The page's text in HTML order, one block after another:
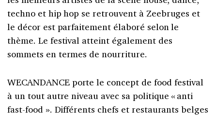
techno et hip hop se retrouvent à Zeebruges et
le décor est parfaitement élaboré selon le
thème. Le festival atteint également des
sommets en termes de nourriture.
WECANDANCE porte le concept de food festival
à un tout autre niveau avec sa politique « anti
fast-food ». Différents chefs et restaurants belges